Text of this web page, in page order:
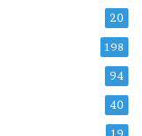
20
198
94
40